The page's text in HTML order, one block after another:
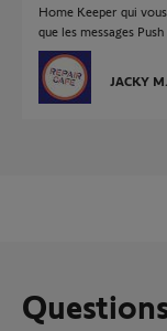
Home Keeper qui
que les messages
JACKY M.